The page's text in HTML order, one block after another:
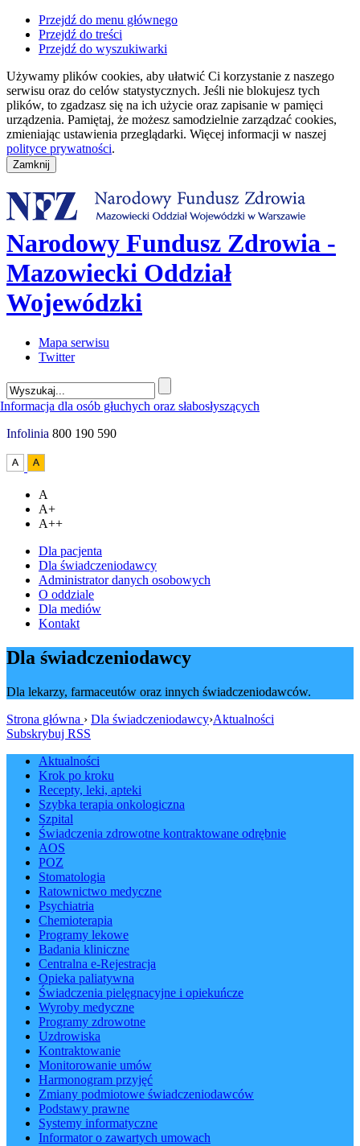
Przejdź do menu głównego
Przejdź do treści
Przejdź do wyszukiwarki
Używamy plików cookies, aby ułatwić Ci korzystanie z naszego
serwisu oraz do celów statystycznych. Jeśli nie blokujesz tych
plików, to zgadzasz się na ich użycie oraz zapisanie w pamięci
urządzenia. Pamiętaj, że możesz samodzielnie zarządzać cookies,
zmieniając ustawienia przeglądarki. Więcej informacji w naszej
polityce prywatności.
Narodowy Fundusz Zdrowia -
Mazowiecki Oddział
Wojewódzki
Mapa serwisu
Twitter
Infolinia 800 190 590
A
A+
A++
Dla pacjenta
Dla świadczeniodawcy
Administrator danych osobowych
O oddziale
Dla mediów
Kontakt
Dla świadczeniodawcy
Dla lekarzy, farmaceutów oraz innych świadczeniodawców.
Strona główna › Dla świadczeniodawcy›Aktualności
Subskrybuj RSS
Aktualności
Krok po kroku
Recepty, leki, apteki
Szybka terapia onkologiczna
Szpital
Świadczenia zdrowotne kontraktowane odrębnie
AOS
POZ
Stomatologia
Ratownictwo medyczne
Psychiatria
Chemioterapia
Programy lekowe
Badania kliniczne
Centralna e-Rejestracja
Opieka paliatywna
Świadczenia pielęgnacyjne i opiekuńcze
Wyroby medyczne
Programy zdrowotne
Uzdrowiska
Kontraktowanie
Monitorowanie umów
Harmonogram przyjęć
Zmiany podmiotowe świadczeniodawców
Podstawy prawne
Systemy informatyczne
Informator o zawartych umowach